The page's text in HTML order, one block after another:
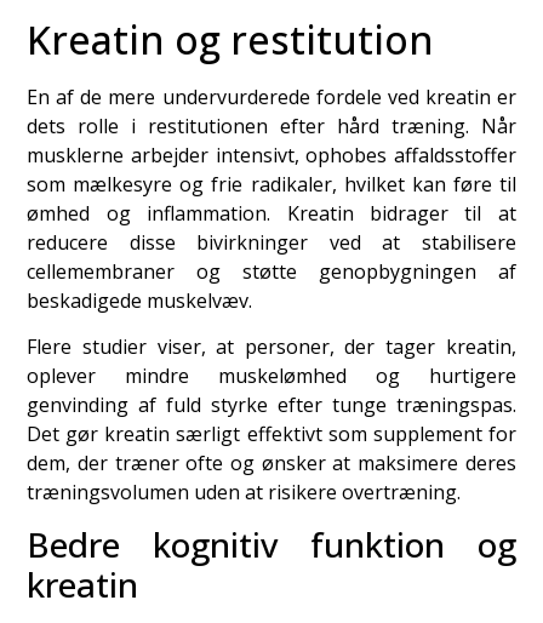
Kreatin og restitution
En af de mere undervurderede fordele ved kreatin er
dets rolle i restitutionen efter hård træning. Når
musklerne arbejder intensivt, ophobes affaldsstoffer
som mælkesyre og frie radikaler, hvilket kan føre til
ømhed og inflammation. Kreatin bidrager til at
reducere disse bivirkninger ved at stabilisere
cellemembraner og støtte genopbygningen af
beskadigede muskelvæv.
Flere studier viser, at personer, der tager kreatin,
oplever mindre muskelømhed og hurtigere
genvinding af fuld styrke efter tunge træningspas.
Det gør kreatin særligt effektivt som supplement for
dem, der træner ofte og ønsker at maksimere deres
træningsvolumen uden at risikere overtræning.
Bedre kognitiv funktion og
kreatin